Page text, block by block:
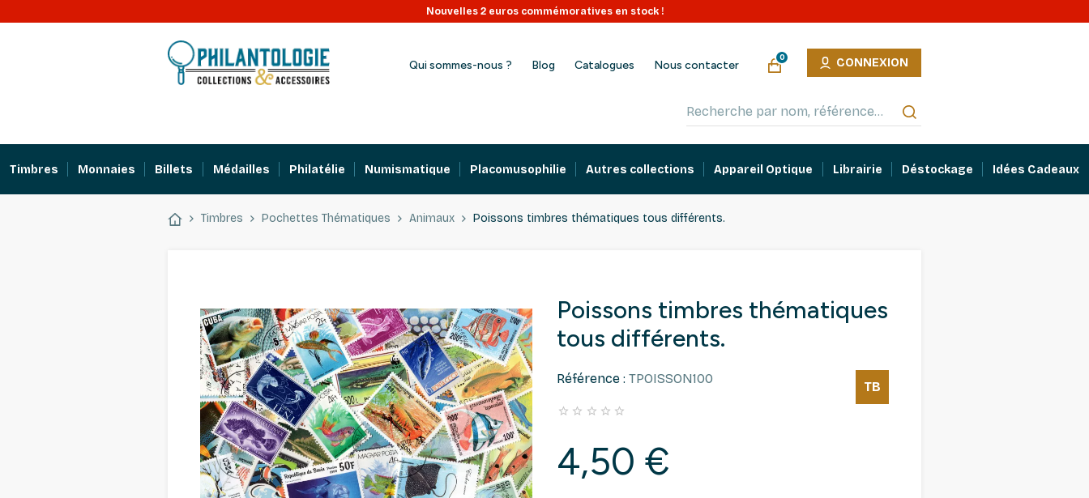
Nouvelles 2 euros commémoratives en stock !
Qui sommes-nous ? Blog Catalogues Nous contacter
0 CONNEXION
Timbres Monnaies Billets Médailles Philatélie Numismatique Placomusophilie Autres collections Appareil Optique Librairie Déstockage Idées Cadeaux
Timbres Pochettes Thématiques Animaux Poissons timbres thématiques tous différents.
Poissons timbres thématiques
tous différents.
Référence : TPOISSON100
TB
    
4,50 €